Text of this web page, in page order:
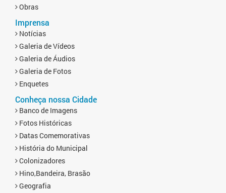
Obras
Imprensa
Notícias
Galeria de Vídeos
Galeria de Áudios
Galeria de Fotos
Enquetes
Conheça nossa Cidade
Banco de Imagens
Fotos Históricas
Datas Comemorativas
História do Municipal
Colonizadores
Hino,Bandeira, Brasão
Geografia